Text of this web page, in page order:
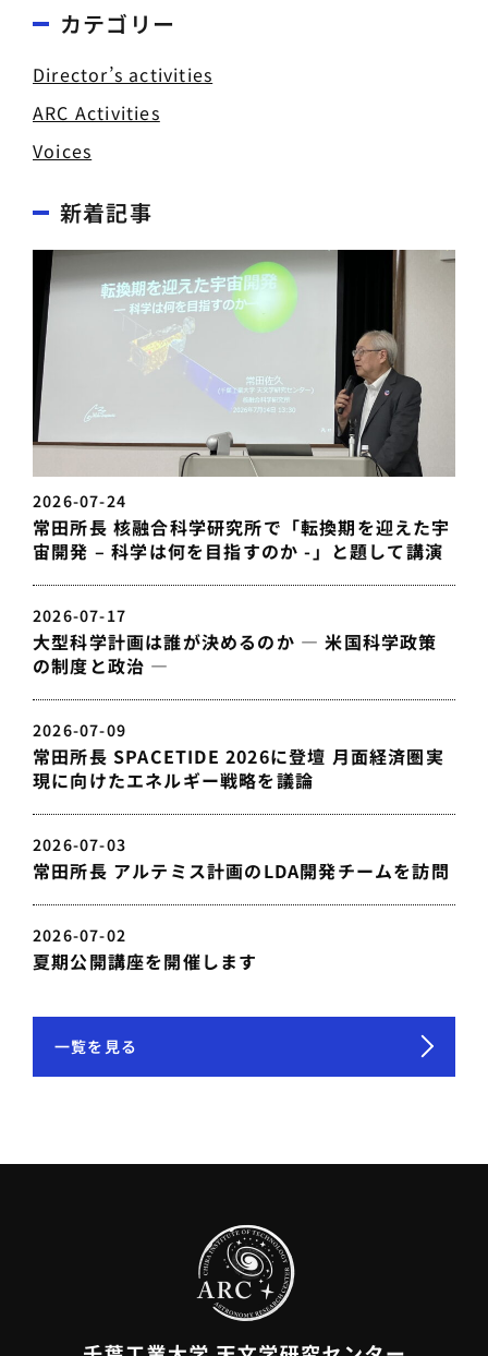
カテゴリー
Director’s activities
ARC Activities
Voices
新着記事
2026-07-24
常田所長 核融合科学研究所で「転換期を迎えた宇
宙開発 – 科学は何を目指すのか -」と題して講演
2026-07-17
大型科学計画は誰が決めるのか — 米国科学政策
の制度と政治 —
2026-07-09
常田所長 SPACETIDE 2026に登壇 月面経済圏実
現に向けたエネルギー戦略を議論
2026-07-03
常田所長 アルテミス計画のLDA開発チームを訪問
2026-07-02
夏期公開講座を開催します
一覧を見る